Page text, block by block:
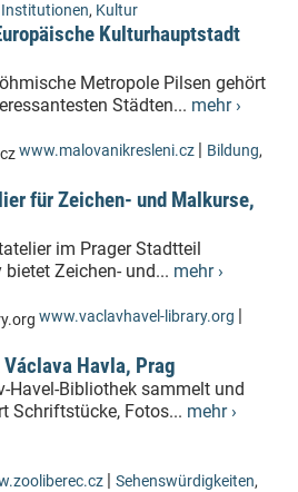
Institutionen, Kultur
Kulturhauptstadt
Metropole Pilsen gehört
Städten... mehr ›
www.malovanikresleni.cz | Bildung,
für Zeichen- und Malkurse,
im Prager Stadtteil
Zeichen- und... mehr ›
www.vaclavhavel-library.org |
Havla, Prag
Havel-Bibliothek sammelt und
Schriftstücke, Fotos... mehr ›
| Sehenswürdigkeiten,